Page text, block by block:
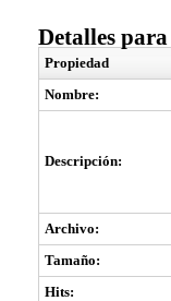
Detalles para
Propiedad
Nombre:
Descripción:
Archivo:
Tamaño:
Hits: